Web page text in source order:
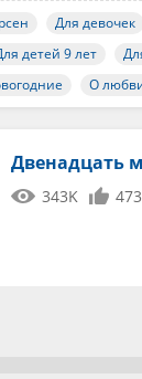
Для девочек
детей 9 лет
О
Двенадцать
343K